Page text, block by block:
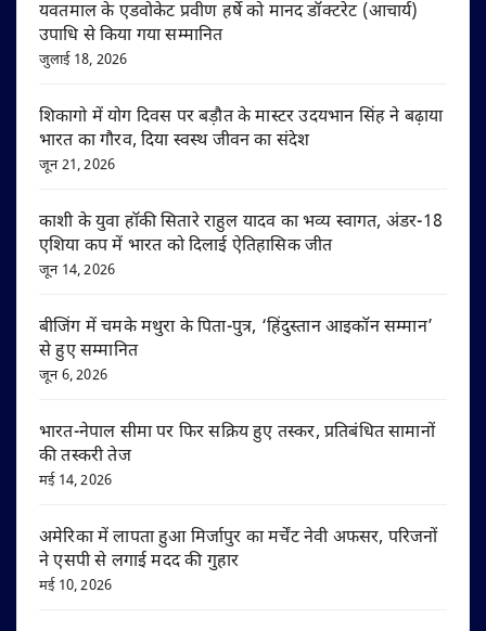
यवतमाल के एडवोकेट प्रवीण हर्षे को मानद डॉक्टरेट (आचार्य)
उपाधि से किया गया सम्मानित
जुलाई 18, 2026
शिकागो में योग दिवस पर बड़ौत के मास्टर उदयभान सिंह ने बढ़ाया
भारत का गौरव, दिया स्वस्थ जीवन का संदेश
जून 21, 2026
काशी के युवा हॉकी सितारे राहुल यादव का भव्य स्वागत, अंडर-18
एशिया कप में भारत को दिलाई ऐतिहासिक जीत
जून 14, 2026
बीजिंग में चमके मथुरा के पिता-पुत्र, ‘हिंदुस्तान आइकॉन सम्मान’
से हुए सम्मानित
जून 6, 2026
भारत-नेपाल सीमा पर फिर सक्रिय हुए तस्कर, प्रतिबंधित सामानों
की तस्करी तेज
मई 14, 2026
अमेरिका में लापता हुआ मिर्जापुर का मर्चेंट नेवी अफसर, परिजनों
ने एसपी से लगाई मदद की गुहार
मई 10, 2026